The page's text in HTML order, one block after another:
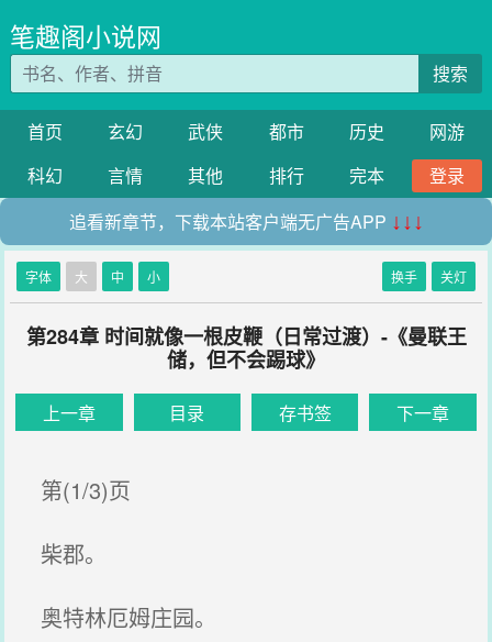
笔趣阁小说网
搜索
首页 玄幻 武侠 都市 历史
网游
科幻
言情 其他 排行 完本
登录
追看新章节，下载本站客户端无广告APP ↓↓↓
字体 大 中 小 换手 关灯
第284章 时间就像一根皮鞭（日常过渡）-《曼联王
储，但不会踢球》
上一章 目录 存书签 下一章
第(1/3)页
柴郡。
奥特林厄姆庄园。